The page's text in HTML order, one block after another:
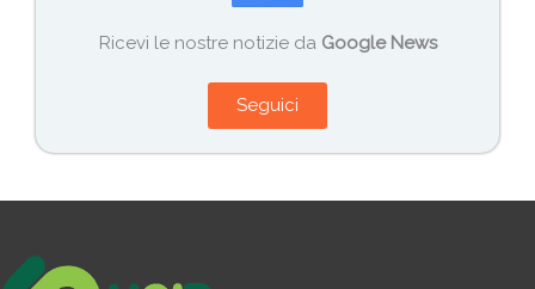
Ricevi le nostre notizie da Google News
Seguici